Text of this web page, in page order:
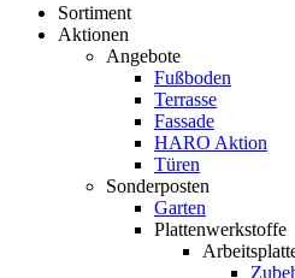
Sortiment
Aktionen
Angebote
Fußboden
Terrasse
Fassade
HARO Aktion
Türen
Sonderposten
Garten
Plattenwerkstoffe